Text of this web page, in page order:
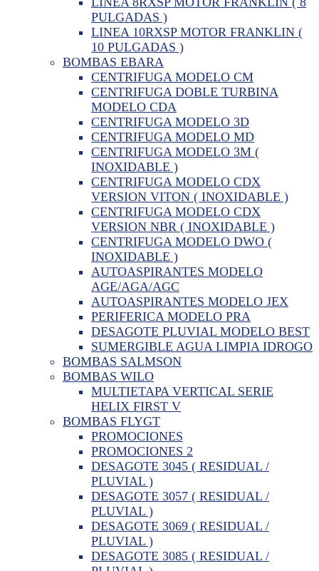
PULGADAS )
LINEA 10RXSP MOTOR FRANKLIN (
10 PULGADAS )
BOMBAS EBARA
CENTRIFUGA MODELO CM
CENTRIFUGA DOBLE TURBINA
MODELO CDA
CENTRIFUGA MODELO 3D
CENTRIFUGA MODELO MD
CENTRIFUGA MODELO 3M (
INOXIDABLE )
CENTRIFUGA MODELO CDX
VERSION VITON ( INOXIDABLE )
CENTRIFUGA MODELO CDX
VERSION NBR ( INOXIDABLE )
CENTRIFUGA MODELO DWO (
INOXIDABLE )
AUTOASPIRANTES MODELO
AGE/AGA/AGC
AUTOASPIRANTES MODELO JEX
PERIFERICA MODELO PRA
DESAGOTE PLUVIAL MODELO BEST
SUMERGIBLE AGUA LIMPIA IDROGO
BOMBAS SALMSON
BOMBAS WILO
MULTIETAPA VERTICAL SERIE
HELIX FIRST V
BOMBAS FLYGT
PROMOCIONES
PROMOCIONES 2
DESAGOTE 3045 ( RESIDUAL /
PLUVIAL )
DESAGOTE 3057 ( RESIDUAL /
PLUVIAL )
DESAGOTE 3069 ( RESIDUAL /
PLUVIAL )
DESAGOTE 3085 ( RESIDUAL /